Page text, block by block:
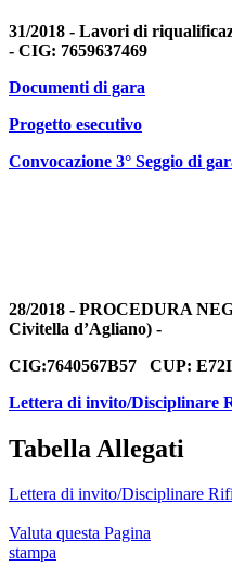
31/2018 - Lavori di
- CIG: 7659637469
Documenti di gara
Progetto esecutivo
Convocazione 3° Seggio di
28/2018 - PROCEDURA
Civitella d’Agliano) -
CIG:7640567B57 CUP:
Lettera di invito/Disciplinare
Tabella Allegati
Lettera di invito/Disciplinare
Valuta questa Pagina
stampa